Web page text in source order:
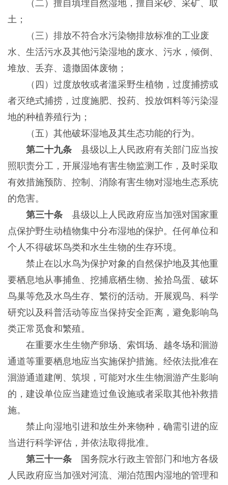
（二）擅自填埋自然湿地，擅自采砂、采矿、取
土；
（三）排放不符合水污染物排放标准的工业废
水、生活污水及其他污染湿地的废水、污水，倾倒、
堆放、丢弃、遗撒固体废物；
（四）过度放牧或者滥采野生植物，过度捕捞或
者灭绝式捕捞，过度施肥、投药、投放饵料等污染湿
地的种植养殖行为；
（五）其他破坏湿地及其生态功能的行为。
第二十九条县级以上人民政府有关部门应当按
照职责分工，开展湿地有害生物监测工作，及时采取
有效措施预防、控制、消除有害生物对湿地生态系统
的危害。
第三十条县级以上人民政府应当加强对国家重
点保护野生动植物集中分布湿地的保护。任何单位和
个人不得破坏鸟类和水生生物的生存环境。
禁止在以水鸟为保护对象的自然保护地及其他重
要栖息地从事捕鱼、挖捕底栖生物、捡拾鸟蛋、破坏
鸟巢等危及水鸟生存、繁衍的活动。开展观鸟、科学
研究以及科普活动等应当保持安全距离，避免影响鸟
类正常觅食和繁殖。
在重要水生生物产卵场、索饵场、越冬场和洄游
通道等重要栖息地应当实施保护措施。经依法批准在
洄游通道建闸、筑坝，可能对水生生物洄游产生影响
的，建设单位应当建造过鱼设施或者采取其他补救措
施。
禁止向湿地引进和放生外来物种，确需引进的应
当进行科学评估，并依法取得批准。
第三十一条国务院水行政主管部门和地方各级
人民政府应当加强对河流、湖泊范围内湿地的管理和